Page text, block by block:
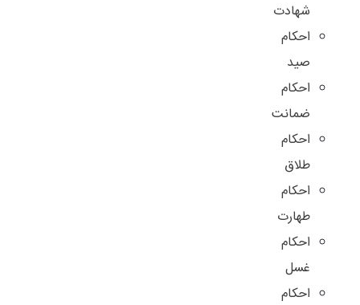
شهادت
احکام
صید
احکام
ضمانت
احکام
طلاق
احکام
طهارت
احکام
غسل
احکام